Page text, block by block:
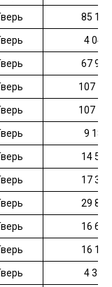
85 184
4 040
67 939
107
107
9 183
14 524
17 343
29 825
16 630
16 173
4 373